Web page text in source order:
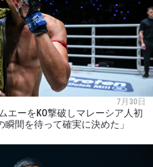
7月30日
エーをKO撃破しマレーシア人初
瞬間を待って確実に決めた」